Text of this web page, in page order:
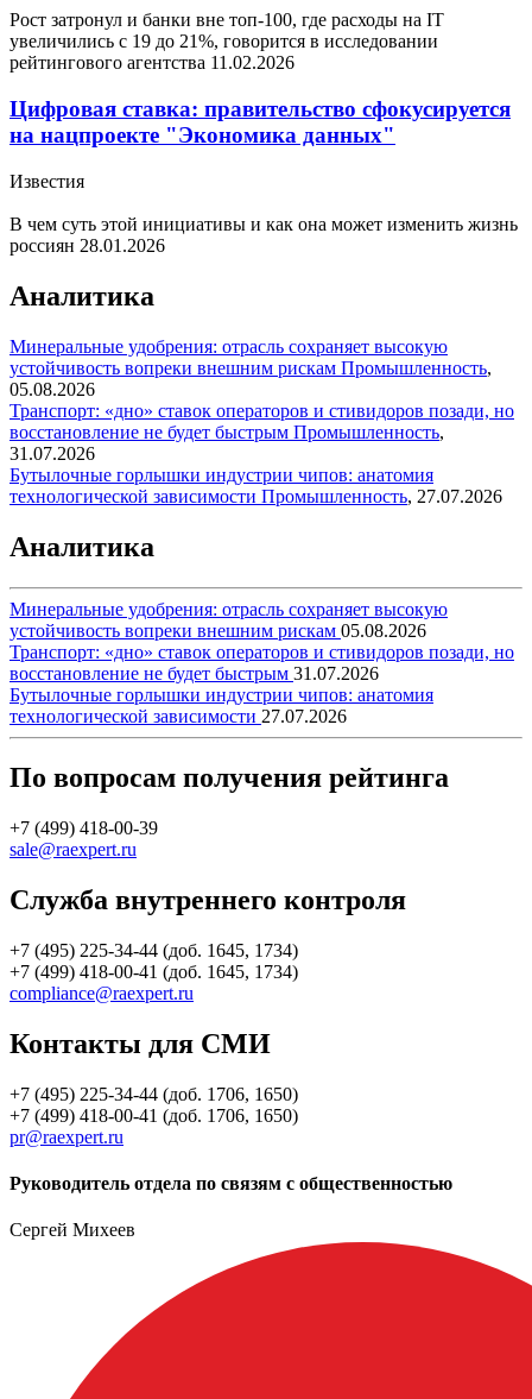
Рост затронул и банки вне топ-100, где расходы на IT
увеличились с 19 до 21%, говорится в исследовании
рейтингового агентства 11.02.2026
Цифровая ставка: правительство сфокусируется
на нацпроекте "Экономика данных"
Известия
В чем суть этой инициативы и как она может изменить жизнь
россиян 28.01.2026
Аналитика
Минеральные удобрения: отрасль сохраняет высокую
устойчивость вопреки внешним рискам Промышленность,
05.08.2026
Транспорт: «дно» ставок операторов и стивидоров позади, но
восстановление не будет быстрым Промышленность,
31.07.2026
Бутылочные горлышки индустрии чипов: анатомия
технологической зависимости Промышленность, 27.07.2026
Аналитика
Минеральные удобрения: отрасль сохраняет высокую
устойчивость вопреки внешним рискам 05.08.2026
Транспорт: «дно» ставок операторов и стивидоров позади, но
восстановление не будет быстрым 31.07.2026
Бутылочные горлышки индустрии чипов: анатомия
технологической зависимости 27.07.2026
По вопросам получения рейтинга
+7 (499) 418-00-39
sale@raexpert.ru
Служба внутреннего контроля
+7 (495) 225-34-44 (доб. 1645, 1734)
+7 (499) 418-00-41 (доб. 1645, 1734)
compliance@raexpert.ru
Контакты для СМИ
+7 (495) 225-34-44 (доб. 1706, 1650)
+7 (499) 418-00-41 (доб. 1706, 1650)
pr@raexpert.ru
Руководитель отдела по связям с общественностью
Сергей Михеев